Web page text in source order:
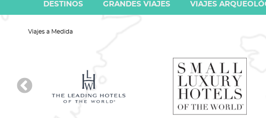
DESTINOS GRANDES VIAJES VIAJES
Viajes a Medida